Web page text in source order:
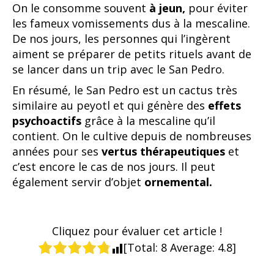
On le consomme souvent à jeun, pour éviter
les fameux vomissements dus à la mescaline.
De nos jours, les personnes qui l’ingèrent
aiment se préparer de petits rituels avant de
se lancer dans un trip avec le San Pedro.
En résumé, le San Pedro est un cactus très
similaire au peyotl et qui génère des effets
psychoactifs grâce à la mescaline qu’il
contient. On le cultive depuis de nombreuses
années pour ses vertus thérapeutiques et
c’est encore le cas de nos jours. Il peut
également servir d’objet ornemental.
Cliquez pour évaluer cet article !
[Total: 8 Average: 4.8]